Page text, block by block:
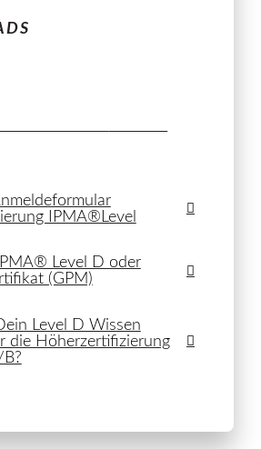
IPMA®Level
Level D oder
(GPM)
Level D Wissen
die Höherzertifizierung